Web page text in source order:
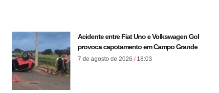
Acidente entre Fiat Uno e Volkswagen Gol
provoca capotamento em Campo Grande
7 de agosto de 2026 18:03